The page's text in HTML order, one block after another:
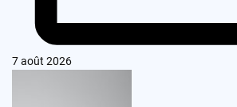
7 août 2026